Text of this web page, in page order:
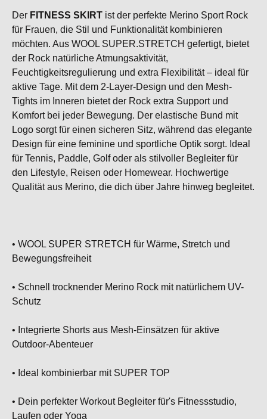
Der FITNESS SKIRT ist der perfekte Merino Sport Rock
für Frauen, die Stil und Funktionalität kombinieren
möchten. Aus WOOL SUPER.STRETCH gefertigt, bietet
der Rock natürliche Atmungsaktivität,
Feuchtigkeitsregulierung und extra Flexibilität – ideal für
aktive Tage. Mit dem 2-Layer-Design und den Mesh-
Tights im Inneren bietet der Rock extra Support und
Komfort bei jeder Bewegung. Der elastische Bund mit
Logo sorgt für einen sicheren Sitz, während das elegante
Design für eine feminine und sportliche Optik sorgt. Ideal
für Tennis, Paddle, Golf oder als stilvoller Begleiter für
den Lifestyle, Reisen oder Homewear. Hochwertige
Qualität aus Merino, die dich über Jahre hinweg begleitet.
• WOOL SUPER STRETCH für Wärme, Stretch und
Bewegungsfreiheit
• Schnell trocknender Merino Rock mit natürlichem UV-
Schutz
• Integrierte Shorts aus Mesh-Einsätzen für aktive
Outdoor-Abenteuer
• Ideal kombinierbar mit SUPER TOP
• Dein perfekter Workout Begleiter für's Fitnessstudio,
Laufen oder Yoga